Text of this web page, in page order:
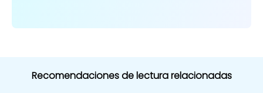
Recomendaciones de lectura relacionadas